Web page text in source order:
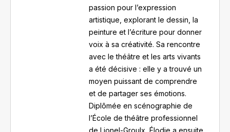
passion pour l’expression
artistique, explorant le dessin, la
peinture et l’écriture pour donner
voix à sa créativité. Sa rencontre
avec le théâtre et les arts vivants
a été décisive : elle y a trouvé un
moyen puissant de comprendre
et de partager ses émotions.
Diplômée en scénographie de
l’École de théâtre professionnel
de Lionel-Groulx, Élodie a ensuite